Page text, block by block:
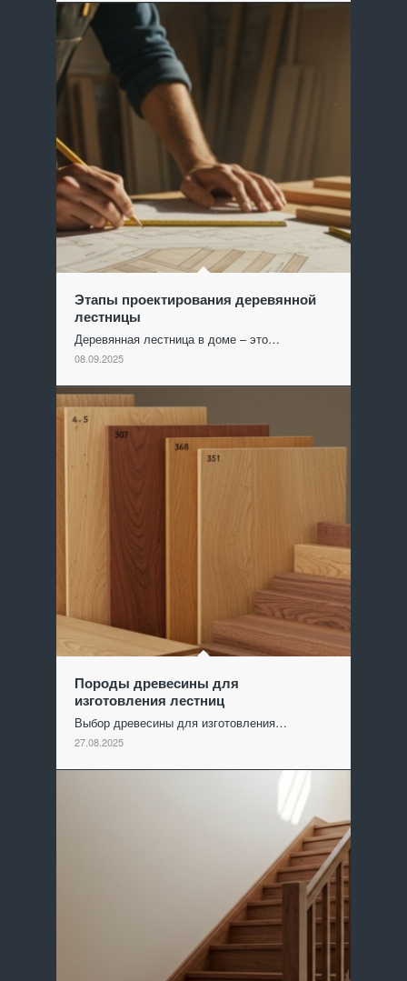
Этапы проектирования деревянной
лестницы
Деревянная лестница в доме – это…
08.09.2025
Породы древесины для
изготовления лестниц
Выбор древесины для изготовления…
27.08.2025